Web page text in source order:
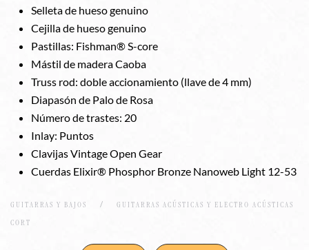
Selleta de hueso genuino
Cejilla de hueso genuino
Pastillas: Fishman® S-core
Mástil de madera Caoba
Truss rod: doble accionamiento (llave de 4 mm)
Diapasón de Palo de Rosa
Número de trastes: 20
Inlay: Puntos
Clavijas Vintage Open Gear
Cuerdas Elixir® Phosphor Bronze Nanoweb Light 12-53
GUITARRAS Y BAJOS
GUITARRAS ACÚSTICAS Y ELECTRO ACÚSTICAS
CORT